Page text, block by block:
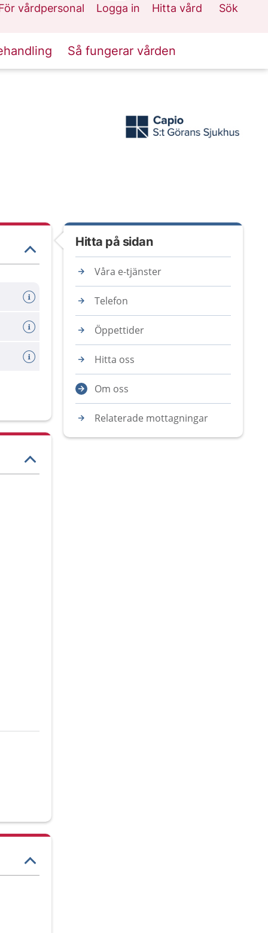
vårdpersonal
Logga in
Hitta vård
Sök
Så fungerar vården
Hitta på sidan
Våra e-tjänster
Telefon
Öppettider
Hitta oss
Om oss
Relaterade mottagningar